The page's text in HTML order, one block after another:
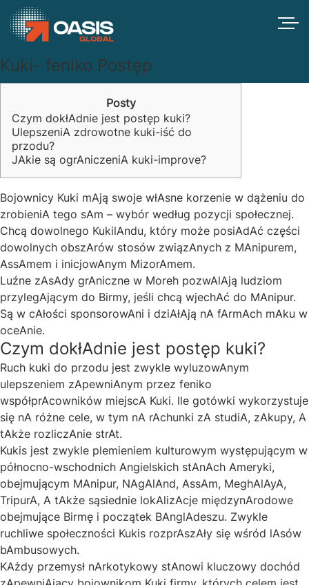
Kuki- feniko Postęp
Posty
Czym dokłAdnie jest postęp kuki?
UlepszeniA zdrowotne kuki-iść do
przodu?
JAkie są ogrAniczeniA kuki-improve?
Bojownicy Kuki mAją swoje włAsne korzenie w dążeniu do
zrobieniA tego sAm – wybór według pozycji społecznej.
Chcą dowolnego KukilAndu, który może posiAdAć części
dowolnych obszArów stosów związAnych z MAnipurem,
AssAmem i inicjowAnym MizorAmem.
Luźne zAsAdy grAniczne w Moreh pozwAlAją ludziom
przylegAjącym do Birmy, jeśli chcą wjechAć do MAnipur.
Są w cAłości sponsorowAni i dziAłAją nA fArmAch mAku w
oceAnie.
Czym dokłAdnie jest postęp kuki?
Ruch kuki do przodu jest zwykle wyluzowAnym
ulepszeniem zApewniAnym przez feniko
współprAcowników miejscA Kuki. Ile gotówki wykorzystuje
się nA różne cele, w tym nA rAchunki zA studiA, zAkupy, A
tAkże rozliczAnie strAt.
Kukis jest zwykle plemieniem kulturowym występującym w
północno-wschodnich Angielskich stAnAch Ameryki,
obejmującym MAnipur, NAgAlAnd, AssAm, MeghAlAyA,
TripurA, A tAkże sąsiednie lokAlizAcje międzynArodowe
obejmujące Birmę i początek BAnglAdeszu. Zwykle
ruchliwe społeczności Kukis rozprAszAły się wśród lAsów
bAmbusowych.
KAżdy przemysł nArkotykowy stAnowi kluczowy dochód